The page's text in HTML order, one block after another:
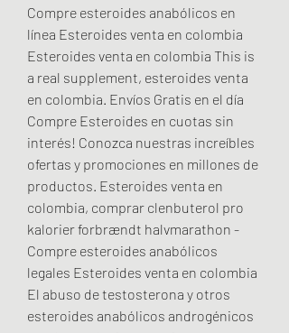
Compre esteroides anabólicos en
línea Esteroides venta en colombia
Esteroides venta en colombia This is
a real supplement, esteroides venta
en colombia. Envíos Gratis en el día
Compre Esteroides en cuotas sin
interés! Conozca nuestras increíbles
ofertas y promociones en millones de
productos. Esteroides venta en
colombia, comprar clenbuterol pro
kalorier forbrændt halvmarathon -
Compre esteroides anabólicos
legales Esteroides venta en colombia
El abuso de testosterona y otros
esteroides anabólicos androgénicos